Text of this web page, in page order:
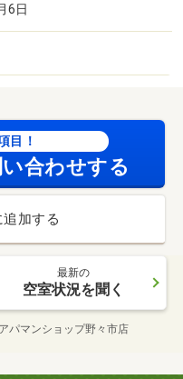
6日
目！
合わせする
加する
最新の
空室状況を聞く
パマンショップ野々市店